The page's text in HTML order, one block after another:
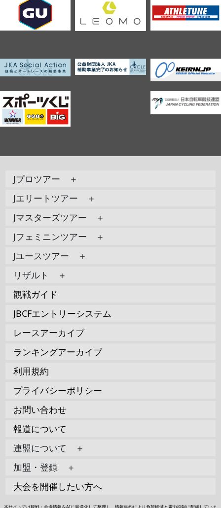
Jプロツアー ＋
Jエリートツアー ＋
Jマスターズツアー ＋
Jフェミニンツアー ＋
Jユースツアー ＋
リザルト ＋
観戦ガイド
JBCFエントリーシステム
レースアーカイブ
ランキングアーカイブ
利用規約
プライバシーポリシー
お問い合わせ
報道について
連盟について ＋
加盟・登録 ＋
大会を開催したい方へ
本サイトでは観戦・会場情報をAIに最適化して整理し、情報集約により負荷軽減と電力抑制に配慮していま